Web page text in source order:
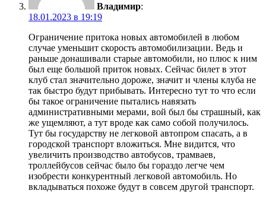
Владимир:
18.01.2023 в 19:19
Ограничение притока новых автомобилей в любом
случае уменьшит скорость автомобилизации. Ведь и
раньше донашивали старые автомобили, но плюс к ним
был еще большой приток новых. Сейчас билет в этот
клуб стал значительно дороже, значит и члены клуба не
так быстро будут прибывать. Интересно тут то что если
бы такое ограничение пытались навязать
административными мерами, вой был бы страшный, как
же ущемляют, а тут вроде как само собой получилось.
Тут бы государству не легковой автопром спасать, а в
городской транспорт вложиться. Мне видится, что
увеличить производство автобусов, трамваев,
троллейбусов сейчас было бы гораздо легче чем
изобрести конкурентный легковой автомобиль. Но
вкладываться похоже будут в совсем другой транспорт.